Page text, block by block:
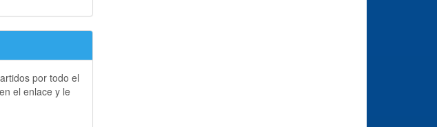
por todo el
el enlace y le